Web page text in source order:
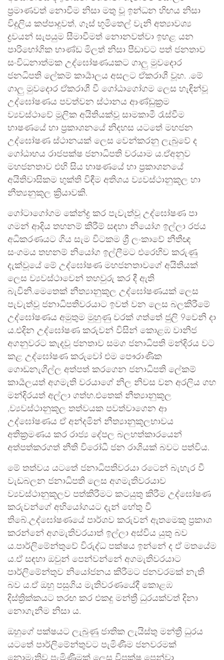
ප්‍රමාණවත් නොවීම නිසා මතු වූ ඉන්ධන හිඟය නිසා
විදුලිය කප්පාදුවත්, ගෑස් භූමිතෙල් වැනි අත්‍යාවශ්‍ය
ද්‍රවයන් සැපයුම සීමාවීමත් නොනවත්වා ඉහළ යන
පාරිභෝගික භාණ්ඩ මිලත් නිසා පීඩාවට පත් ජනතාව
සංවිධනාත්මක උද්ඝෝෂණයකට ගාලු මුවදොර
ජනධිපති ලේකම් කාර්‍යාලය අසලට ඒකරාශී වූහ. .මේ
ගාලු මුවදොර ඒකරාශී වී ගෝඨාගෝගම ලෙස හැඳින්වූ
උද්ඝෝෂණය පවත්වන ස්ථානය ආණ්ඩුක්‍රම
ව්‍යවස්ථාවේ මූලික අයිතියක්වූ සාමකාමී රැස්වීම
භාෂණයේ හා ප්‍රකාශනයේ නිදහස යටතේ මහජන
උද්ඝෝෂණ ස්ථානයක් ලෙස වෙන්කරනු ලැබුවේ ද
ගෝඨාභය රාජපක්ෂ ජනාධිපති වරයාම ය.ඒඅනුව
මහජනතාව එහි සිය හාෂණයේ හා ප්‍රකාශනයේ
අයිතිවාසිකම භුක්ති විඳීම අතිශය ව්‍යවස්ථානුකූල හා
නීත්‍යනුකූල ක්‍රියාවකි.
ගෝටාගෝගම කේන්ද්‍ර කර පැවැත්වූ උද්ඝෝෂණ පා
ගමන් ආදිය තහනම් කිරීම් සඳහා නියෝග ඉල්ලා රජය
අධිකරණයට ගිය සැම විටකම ශ්‍රී ලංකාවේ නීතීඥ
සංගමය තහනම් නියෝග ඉල්ලීමට එරෙහිව කරුණු
දැක්වූයේ මේ උද්ඝෝෂණ මහජනතාවගේ අයිතියක්
ලෙස ව්‍යවස්ථාවෙන් තහවුරු කර දී ඇති
බැවිනි.මෙතෙක් නීත්‍යානුකූල උද්ඝෝෂණයක් ලෙස
පැවැත්වූ ජනාධිපතිවරයාට ඉවත් වන ලෙස බලකිරීමේ
උද්ඝෝෂණය අමුතුම මුහුණු වරක් ගත්තේ ජුලි 9වෙනි දා
ය.එදින උද්ඝෝෂණ කරුවන් විසින් කොළඹ වානිජ
අගනුවරට කැදවූ ජනතාව සමග ජනාධිපති මන්දිරය වට
කළ උද්ඝෝෂණ කරුවෝ එම පෞරාණික
ගොඩනැගිල්ල අත්පත් කරගෙන ජනාධිපති ලේකම්
කාර්‍යලයත් අගමැති වරයාගේ නිල නිවස වන අරලිය ගහ
මන්දිරයත් අල්ලා ගත්හ.එතෙක් නීත්‍යානුකූල
,ව්‍යවස්ථානුකූල තත්වයක පවත්වාගෙන ආ
උද්ඝෝෂණය ඒ අන්දමින් නීත්‍යානුකූලභාවය
අතික්‍රමණය කර රාජ්‍ය දේපල බලහත්කාරයෙන්
අත්පත්කරගත් නීති විරෝධී ජන රාශියක් බවට පත්විය.
මේ තත්වය යටතේ ජනාධිපතිවරයා රටෙන් බැහැර වී
වැඩබලන ජනාධිපති ලෙස අගමැතිවරයාව
ව්‍යවස්ථානුකූලව පත්කිරීමට කටයුතු කිරීම උද්ඝෝෂණ
කරුවන්ගේ අභියෝගයට දැන් හේතු වී
තිබේ.උද්ඝෝෂණයේ පාර්ශව කරුවන් ඇතමෙකු ප්‍රකාශ
කරන්නේ අගමැතිවරයාත් ඉල්ලා අස්විය යුතු බව
ය.පාර්ලිමේන්තුවේ විරුද්ධ පක්ෂය ඉන්නේ ද ඒ මතයේම
ය.ඒ සඳහා ඔවුන් පෙන්වන්නේ අගමැතිවරයාට
පාර්ලිමේන්තුව නියෝජනය කිරීමට ජනවරමක් නැති
බව ය.ඒ ඔහු පසුගිය මැතිවරණයේදී කොළඹ
දිස්ත්‍රික්කයට තරඟ කර එකදු මන්ත්‍රී ධුරයක්වත් දිනා
නොගැනීම නිසා ය.
ඔහුගේ පක්ෂයට ලැබුණු ජාතික ලැයිස්තු මන්ත්‍රී ධුරය
යටතේ පාර්ලිමේන්තුවට පැමිණීම ජනවරමක්
නොමැතිව පැමිණීමක් ලෙස විපක්ෂ පෙන්වා